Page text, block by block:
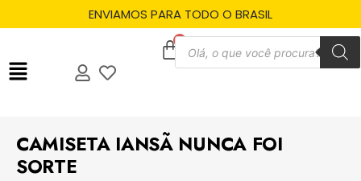
ENVIAMOS PARA TODO O BRASIL
CAMISETA IANSÃ NUNCA FOI
SORTE